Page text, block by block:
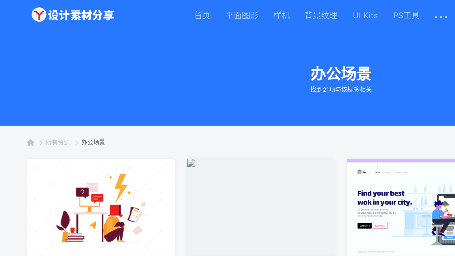
首页 平面图形 样机 背景纹理 UI Kits PS工具
办公场景
找到21项与该标签相关
所有资源 办公场景